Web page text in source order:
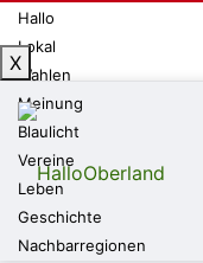
Hallo
Lokal
Wahlen
Meinung
Blaulicht
Vereine
Leben
Geschichte
Nachbarregionen
X